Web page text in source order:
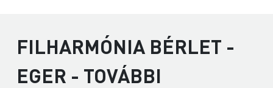
FILHARMÓNIA BÉRLET -
EGER - TOVÁBBI